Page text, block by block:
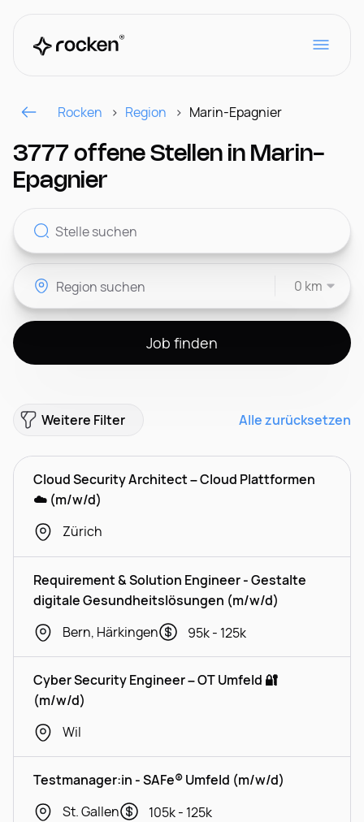
Für Arbeitgeber
Kontakt
CH
Rocken Region Marin-Epagnier
3777 offene Stellen in Marin-
Epagnier
0 km
Job finden
Weitere Filter Alle zurücksetzen
Cloud Security Architect – Cloud Plattformen
☁️ (m/w/d)
Zürich
Requirement & Solution Engineer - Gestalte
digitale Gesundheitslösungen (m/w/d)
Bern, Härkingen
95k - 125k
Cyber Security Engineer – OT Umfeld 🔐
(m/w/d)
Wil
Testmanager:in - SAFe® Umfeld (m/w/d)
St. Gallen
105k - 125k